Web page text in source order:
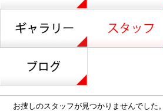
お捜しのスタッフが見つかりませんでした。